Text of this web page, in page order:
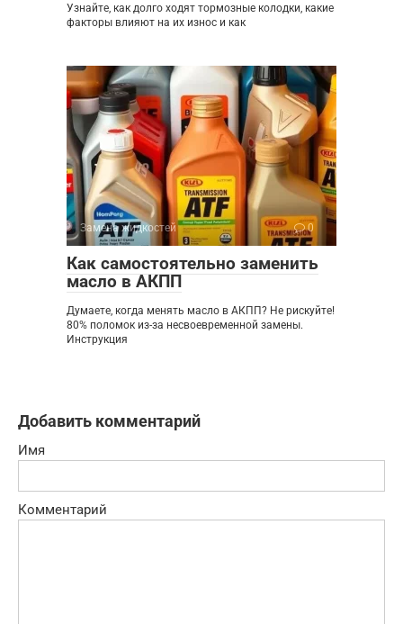
Узнайте, как долго ходят тормозные колодки, какие
факторы влияют на их износ и как
Замена жидкостей 0
Как самостоятельно заменить
масло в АКПП
Думаете, когда менять масло в АКПП? Не рискуйте!
80% поломок из-за несвоевременной замены.
Инструкция
Добавить комментарий
Имя
Комментарий